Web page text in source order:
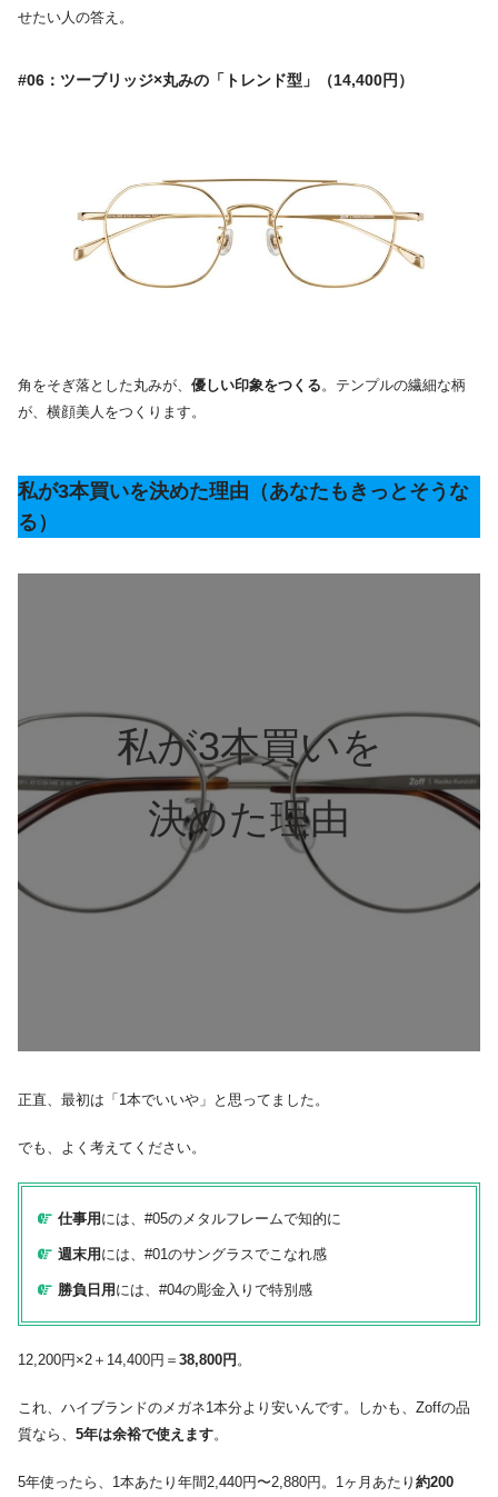
せたい人の答え。
#06：ツーブリッジ×丸みの「トレンド型」（14,400円）
角をそぎ落とした丸みが、 優しい印象をつくる 。テンプルの繊細な柄
が、横顔美人をつくります。
私が3本買いを決めた理由（あなたもきっとそうな
る）
私が3本買いを
決めた理由
正直、最初は「1本でいいや」と思ってました。
でも、よく考えてください。
仕事用 には、#05のメタルフレームで知的に
週末用 には、#01のサングラスでこなれ感
勝負日用には、#04の彫金入りで特別感
12,200円×2＋14,400円＝ 38,800円 。
これ、ハイブランドのメガネ1本分より安いんです。しかも、Zoffの品
質なら、 5年は余裕で使えます。
5年使ったら、1本あたり年間2,440円〜2,880円。1ヶ月あたり 約200